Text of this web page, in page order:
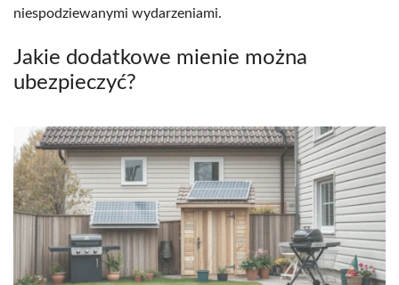
niespodziewanymi wydarzeniami.
Jakie dodatkowe mienie można
ubezpieczyć?